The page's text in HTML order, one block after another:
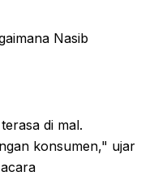
di mal.
konsumen," ujar